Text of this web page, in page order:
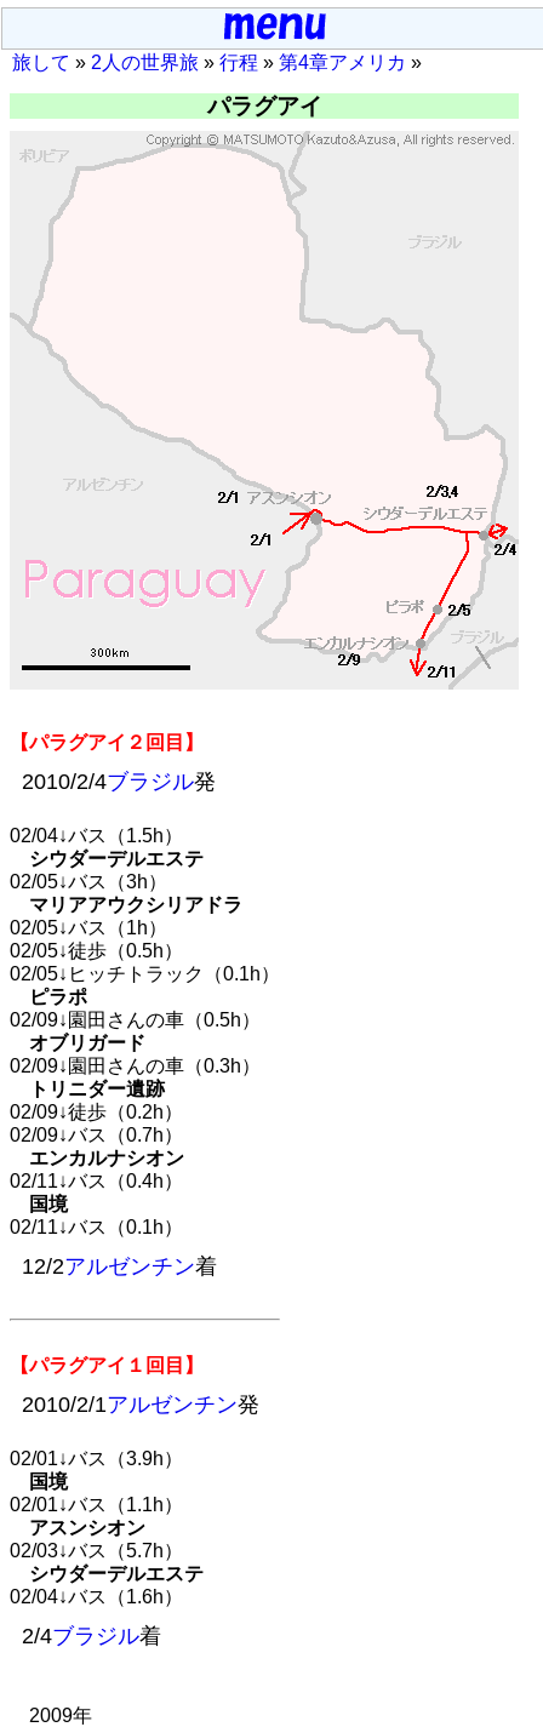
旅して » 2人の世界旅 » 行程 » 第4章アメリカ »
パラグアイ
【パラグアイ２回目】
2010/2/4ブラジル発
02/04↓バス（1.5h）
シウダーデルエステ
02/05↓バス（3h）
マリアアウクシリアドラ
02/05↓バス（1h）
02/05↓徒歩（0.5h）
02/05↓ヒッチトラック（0.1h）
ピラポ
02/09↓園田さんの車（0.5h）
オブリガード
02/09↓園田さんの車（0.3h）
トリニダー遺跡
02/09↓徒歩（0.2h）
02/09↓バス（0.7h）
エンカルナシオン
02/11↓バス（0.4h）
国境
02/11↓バス（0.1h）
12/2アルゼンチン着
【パラグアイ１回目】
2010/2/1アルゼンチン発
02/01↓バス（3.9h）
国境
02/01↓バス（1.1h）
アスンシオン
02/03↓バス（5.7h）
シウダーデルエステ
02/04↓バス（1.6h）
2/4ブラジル着
2009年